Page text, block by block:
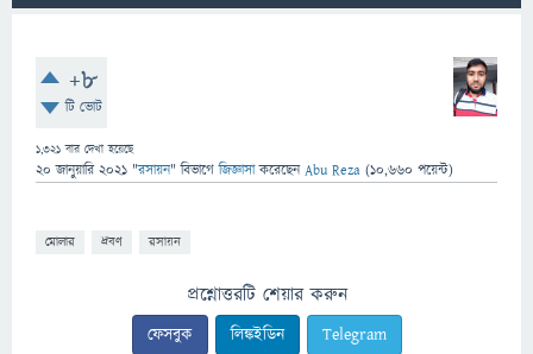
+8
টি ভোট
1,321 বার দেখা হয়েছে
20 জানুয়ারি 2021 "রসায়ন" বিভাগে জিজ্ঞাসাকরেছেনAbu Reza (10,660 পয়েন্ট)
মোলার দ্রবণ রসায়ন
প্রশ্নোত্তরটি শেয়ার করুন
ফেসবুক লিঙ্কইডিন Telegram